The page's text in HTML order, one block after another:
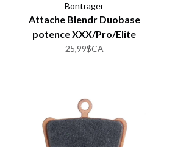
Bontrager
Attache Blendr Duobase
potence XXX/Pro/Elite
25,99$CA